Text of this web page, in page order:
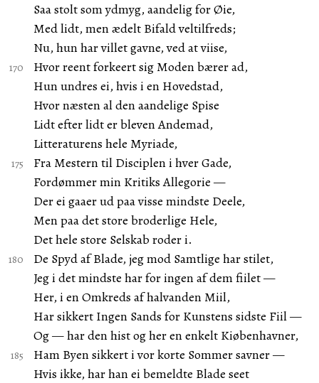
Saa stolt som ydmyg, aandelig for Øie,
Med lidt, men ædelt Bifald veltilfreds;
Nu, hun har villet gavne, ved at viise,
Hvor reent forkeert sig Moden bærer ad,
Hun undres ei, hvis i en Hovedstad,
Hvor næsten al den aandelige Spise
Lidt efter lidt er bleven Andemad,
Litteraturens hele Myriade,
Fra Mestern til Disciplen i hver Gade,
Fordømmer min Kritiks Allegorie —
Der ei gaaer ud paa visse mindste Deele,
Men paa det store broderlige Hele,
Det hele store Selskab roder i.
De Spyd af Blade, jeg mod Samtlige har stilet,
Jeg i det mindste har for ingen af dem fiilet —
Her, i en Omkreds af halvanden Miil,
Har sikkert Ingen Sands for Kunstens sidste Fiil —
Og — har den hist og her en enkelt Kiøbenhavner,
Ham Byen sikkert i vor korte Sommer savner —
Hvis ikke, har han ei bemeldte Blade seet